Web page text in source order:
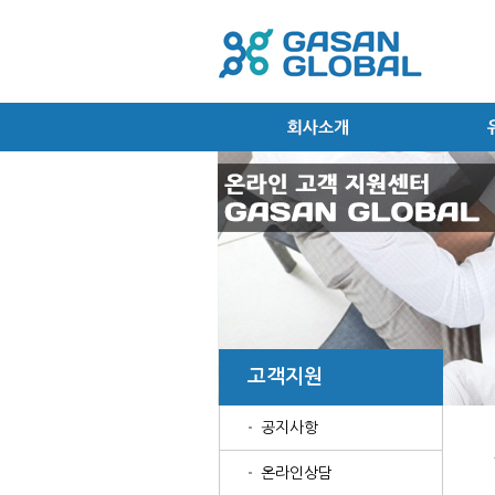
고객지원
공지사항
온라인상담